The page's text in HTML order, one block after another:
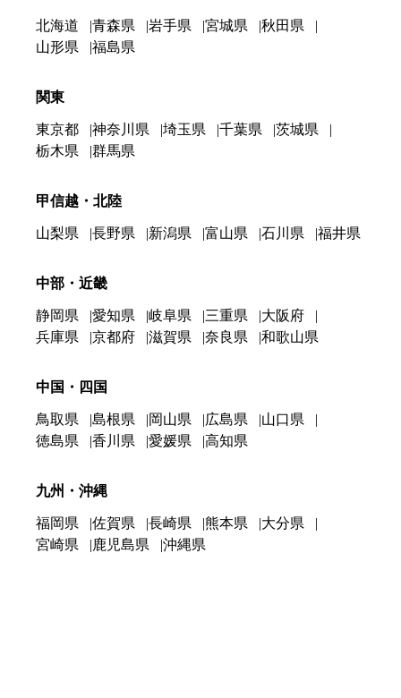
北海道 青森県 岩手県 宮城県
秋田県
山形県
福島県
関東
東京都 神奈川県 埼玉県 千葉県
茨城県
栃木県
群馬県
甲信越・北陸
山梨県 長野県 新潟県 富山県 石川県 福井県
中部・近畿
静岡県 愛知県 岐阜県 三重県
大阪府
兵庫県
京都府 滋賀県 奈良県 和歌山県
中国・四国
鳥取県 島根県 岡山県 広島県
山口県
徳島県
香川県 愛媛県 高知県
九州・沖縄
福岡県 佐賀県 長崎県 熊本県
大分県
宮崎県
鹿児島県 沖縄県